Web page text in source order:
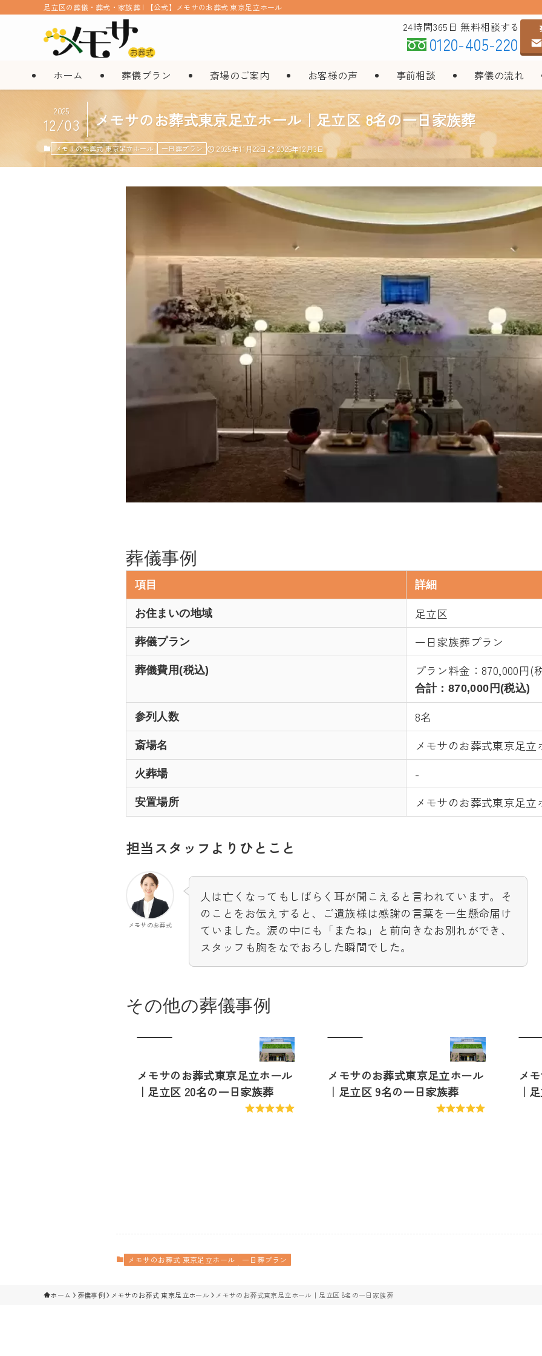
足立区の葬儀・葬式・家族葬 | 【公式】メモサのお葬式 東京足立ホール
ホーム 葬儀プラン 斎場のご案内 お客様の声 事前相談 葬儀の流れ
24時間365日 無料相談する
0120-405-220
メモサのお葬式東京足立ホール｜足立区 8名の一日家族葬
2025
12/03
メモサのお葬式 東京足立ホール 一日葬プラン 2025年11月22日 2025年12月3日
葬儀事例
項目 詳細
お住まいの地域 足立区
葬儀プラン 一日家族葬プラン
葬儀費用 (税込) プラン料金： 870,000円(
合計： 870,000円(税込)
参列人数 8名
斎場名 メモサのお葬式東京足立
火葬場 -
安置場所 メモサのお葬式東京足立
担当スタッフよりひとこと
メモサのお葬式
人は亡くなってもしばらく耳が聞こえると言われています。そ
のことをお伝えすると、ご遺族様は感謝の言葉を一生懸命届け
ていました。涙の中にも「またね」と前向きなお別れができ、
スタッフも胸をなでおろした瞬間でした。
その他の葬儀事例
メモサのお葬式東京足立ホール
｜足立区 20名の一日家族葬
メモサのお葬式東京足立ホール
｜足立区 9名の一日家族葬
メ
｜
メモサのお葬式 東京足立ホール 一日葬プラン
ホーム 葬儀事例 メモサのお葬式 東京足立ホール メモサのお葬式東京足立ホール｜足立区 8名の一日家族葬